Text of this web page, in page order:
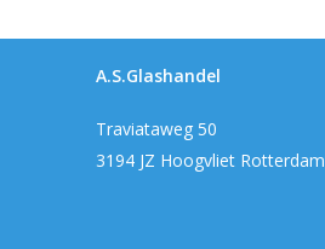
A.S.Glashandel
Traviataweg 50
3194 JZ Hoogvliet Rotterdam